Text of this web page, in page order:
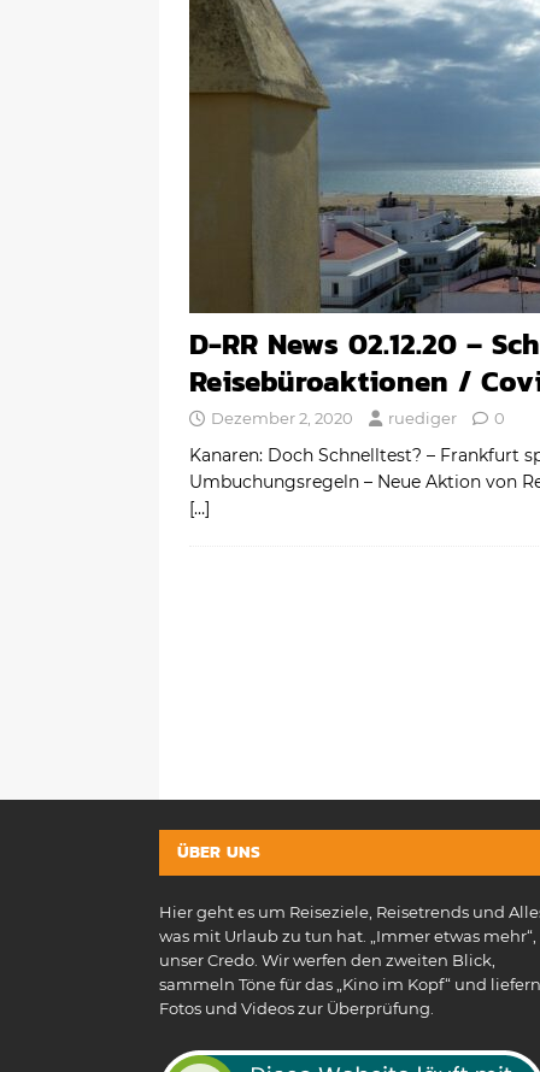
D-RR News 02.12.20 –
Reisebüroaktionen /
Dezember 2, 2020 ruediger 0
Kanaren: Doch Schnelltest? – Frankfurt
Umbuchungsregeln – Neue Aktion von
[…]
ÜBER UNS
Hier geht es um Reiseziele, Reisetrends und
was mit Urlaub zu tun hat. „Immer etwas mehr“,
unser Credo. Wir werfen den zweiten Blick,
sammeln Töne für das „Kino im Kopf“ und liefern
Fotos und Videos zur Überprüfung.